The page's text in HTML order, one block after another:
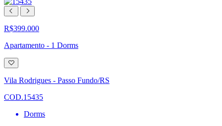
R$399.000
Apartamento - 1 Dorms
Adicionar
à
lista
de
Vila Rodrigues - Passo Fundo/RS
COD.15435
Dorms